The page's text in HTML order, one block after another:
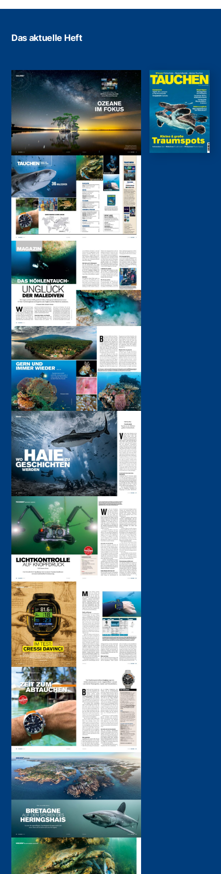
Das aktuelle Heft